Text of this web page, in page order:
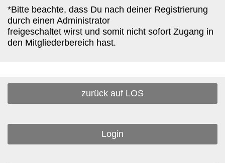
*Bitte beachte, dass Du nach deiner Registrierung
durch einen Administrator
freigeschaltet wirst und somit nicht sofort Zugang in
den Mitgliederbereich hast.
zurück auf LOS
Login